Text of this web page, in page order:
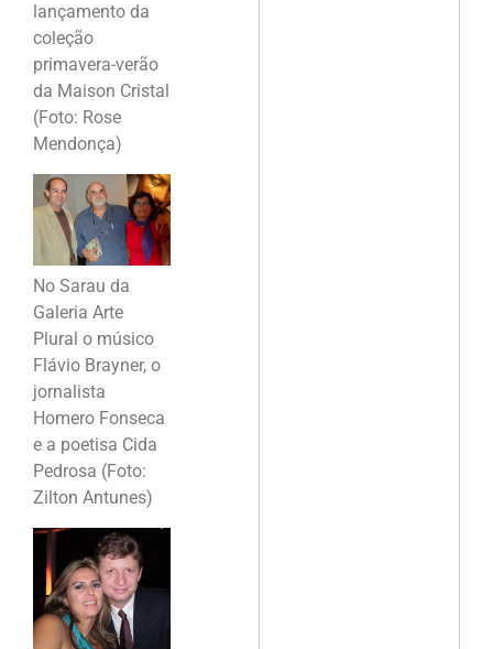
lançamento da
coleção
primavera-verão
da Maison Cristal
(Foto: Rose
Mendonça)
No Sarau da
Galeria Arte
Plural o músico
Flávio Brayner, o
jornalista
Homero Fonseca
e a poetisa Cida
Pedrosa (Foto:
Zilton Antunes)